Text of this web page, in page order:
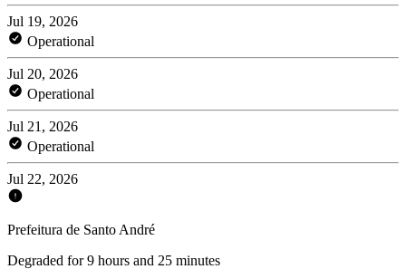
Jul 19, 2026
Operational
Jul 20, 2026
Operational
Jul 21, 2026
Operational
Jul 22, 2026
Prefeitura de Santo André
Degraded for 9 hours and 25 minutes